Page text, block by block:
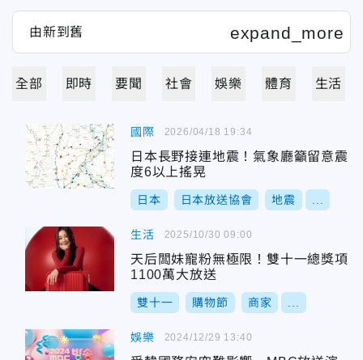
全部 即時 要聞 社會 娛樂 體育 生活
國際
日本長野接連地震！氣象廳籲留意震
度6以上搖晃
日本 日本放送協會 地震
2026/04/18 19:34
生活
天后闆妹寵粉無極限！雙十一總獎項
1100萬大放送
雙十一 購物節 商家
2025/10/30 09:00
娛樂 2024/12/29 13:40